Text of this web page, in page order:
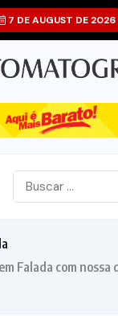
7 DE AUGUST DE 2026
Falada com